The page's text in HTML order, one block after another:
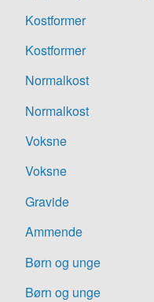
Kostformer
Kostformer
Normalkost
Normalkost
Voksne
Voksne
Gravide
Ammende
Børn og unge
Børn og unge